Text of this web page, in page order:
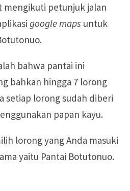
mengikuti petunjuk jalan
google maps untuk
bahwa pantai ini
bahkan hingga 7 lorong
setiap lorong sudah diberi
papan kayu.
lorong yang Anda masuki
yaitu Pantai Botutonuo.